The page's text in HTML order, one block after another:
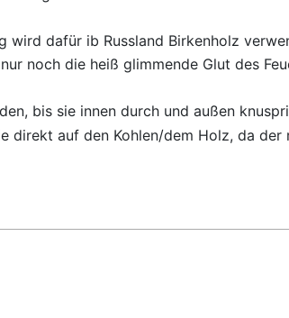
wird dafür ib Russland Birkenholz
noch die heiß glimmende Glut des
bis sie innen durch und außen
direkt auf den Kohlen/dem Holz, da der